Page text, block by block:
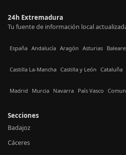
24h Extremadura
Tu fuente de información local
España Andalucía Aragón Asturias
Castilla La-Mancha Castilla y León Cataluña
Madrid Murcia Navarra País Vasco
Secciones
Badajoz
Cáceres